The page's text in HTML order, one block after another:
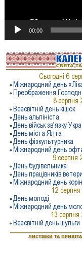
00:00